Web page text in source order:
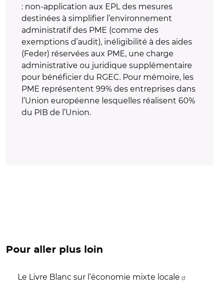
: non-application aux EPL des mesures
destinées à simplifier l’environnement
administratif des PME (comme des
exemptions d’audit), inéligibilité à des aides
(Feder) réservées aux PME, une charge
administrative ou juridique supplémentaire
pour bénéficier du RGEC. Pour mémoire, les
PME représentent 99% des entreprises dans
l’Union européenne lesquelles réalisent 60%
du PIB de l’Union.
Pour aller plus loin
Le Livre Blanc sur l’économie mixte locale